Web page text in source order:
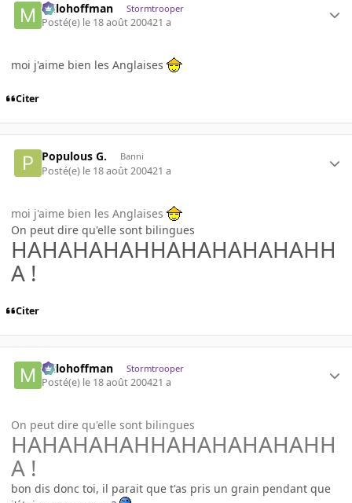
milohoffman Stormtrooper
Posté(e) le 18 août 200421 a
moi j'aime bien les Anglaises
Citer
Populous G. Banni
Posté(e) le 18 août 200421 a
moi j'aime bien les Anglaises
On peut dire qu'elle sont bilingues
HAHAHAHAHHAHAHAHAHAHH
A !
Citer
milohoffman Stormtrooper
Posté(e) le 18 août 200421 a
On peut dire qu'elle sont bilingues
HAHAHAHAHHAHAHAHAHAHH
A !
bon dis donc toi, il parait que t'as pris un grain pendant que